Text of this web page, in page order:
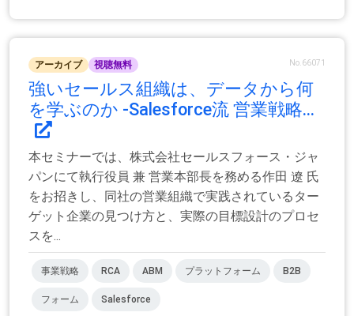
アーカイブ 視聴無料 No.66071
強いセールス組織は、データから何
を学ぶのか -Salesforce流 営業戦略...
本セミナーでは、株式会社セールスフォース・ジャ
パンにて執行役員 兼 営業本部長を務める作田 遼 氏
をお招きし、同社の営業組織で実践されているター
ゲット企業の見つけ方と、実際の目標設計のプロセ
スを...
事業戦略 RCA ABM プラットフォーム B2B
フォーム Salesforce